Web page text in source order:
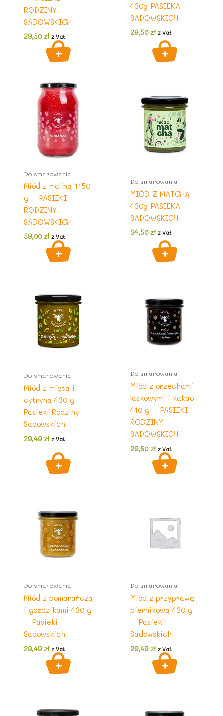
RODZINY
SADOWSKICH
29,50zł z Vat
430g-PASIEKA
SADOWSKICH
29,50zł z Vat
Do smarowania
Miód z maliną 1150
g – PASIEKI
RODZINY
SADOWSKICH
59,00zł z Vat
Do smarowania
MIÓD Z MATCHĄ
430g-PASIEKA
SADOWSKICH
34,50zł z Vat
Do smarowania
Miód z miętą i
cytryną 430 g –
Pasieki Rodziny
Sadowskich
29,49zł z Vat
Do smarowania
Miód z orzechami
laskowymi i kakao
410 g – PASIEKI
RODZINY
SADOWSKICH
29,50zł z Vat
Do smarowania
Miód z pomarańczą
i goździkami 430 g
– Pasieki
Sadowskich
29,49zł z Vat
Do smarowania
Miód z przyprawą
piernikową 430 g
– Pasieki
Sadowskich
29,49zł z Vat